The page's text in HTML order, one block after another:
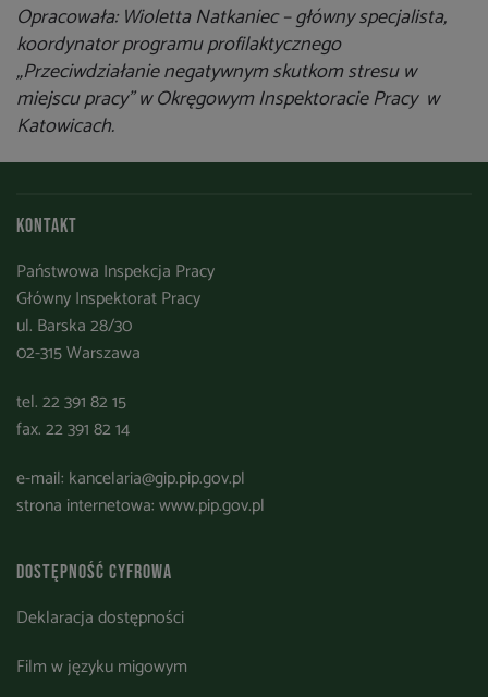
Opracowała: Wioletta Natkaniec – główny specjalista,
koordynator programu profilaktycznego
„Przeciwdziałanie negatywnym skutkom stresu w
miejscu pracy” w Okręgowym Inspektoracie Pracy w
Katowicach.
Kontakt
Państwowa Inspekcja Pracy
Główny Inspektorat Pracy
ul. Barska 28/30
02-315 Warszawa
tel. 22 391 82 15
fax. 22 391 82 14
e-mail: kancelaria@gip.pip.gov.pl
strona internetowa:www.pip.gov.pl
Dostępność cyfrowa
Deklaracja dostępności
Film w języku migowym